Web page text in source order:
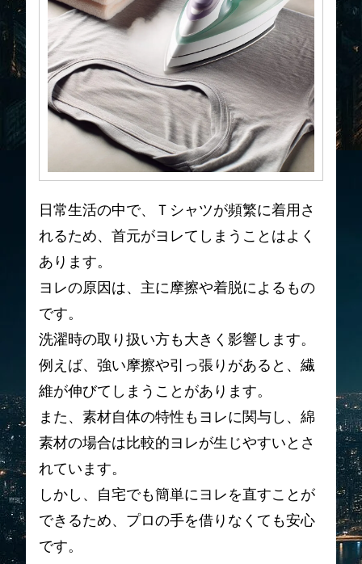
日常生活の中で、Ｔシャツが頻繁に着用さ
れるため、首元がヨレてしまうことはよく
あります。
ヨレの原因は、主に摩擦や着脱によるもの
です。
洗濯時の取り扱い方も大きく影響します。
例えば、強い摩擦や引っ張りがあると、繊
維が伸びてしまうことがあります。
また、素材自体の特性もヨレに関与し、綿
素材の場合は比較的ヨレが生じやすいとさ
れています。
しかし、自宅でも簡単にヨレを直すことが
できるため、プロの手を借りなくても安心
です。